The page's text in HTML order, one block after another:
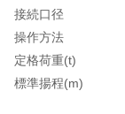
接続口径
操作方法
定格荷重(t)
標準揚程(m)